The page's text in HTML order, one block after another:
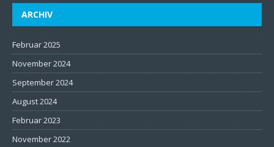
ARCHIV
Februar 2025
November 2024
September 2024
August 2024
Februar 2023
November 2022